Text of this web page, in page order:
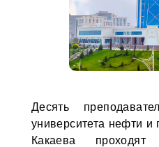
Десять
университета нефти и
Какаева